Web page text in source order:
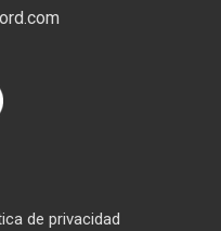
de privacidad